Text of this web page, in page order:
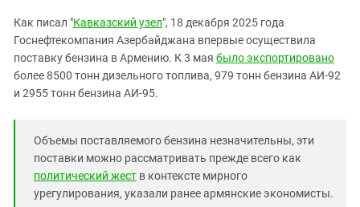
Ставропольский край
Чечня
Южная Осетия
ЮФО
Как писал "Кавказский узел", 18 декабря 2025 года
Госнефтекомпания Азербайджана впервые осуществила
поставку бензина в Армению. К 3 мая было экспортировано
более 8500 тонн дизельного топлива, 979 тонн бензина АИ-92
и 2955 тонн бензина АИ-95.
Объемы поставляемого бензина незначительны, эти
поставки можно рассматривать прежде всего как
политический жест в контексте мирного
урегулирования, указали ранее армянские экономисты.